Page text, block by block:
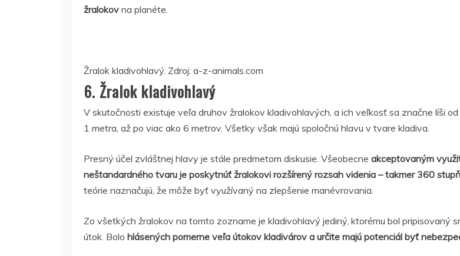
žralokov na planéte.
Žralok kladivohlavý. Zdroj: a-z-animals.com
6. Žralok kladivohlavý
V skutočnosti existuje veľa druhov žralokov kladivohlavých, a ich veľkosť sa značne líši od
1 metra, až po viac ako 6 metrov. Všetky však majú spoločnú hlavu v tvare kladiva.
Presný účel zvláštnej hlavy je stále predmetom diskusie. Všeobecne akceptovaným
neštandardného tvaru je poskytnúť žralokovi rozšírený rozsah videnia – takmer 360
teórie naznačujú, že môže byť využívaný na zlepšenie manévrovania.
Zo všetkých žralokov na tomto zozname je kladivohlavý jediný, ktorému bol pripisovaný
útok. Bolo hlásených pomerne veľa útokov kladivárov a určite majú potenciál byť